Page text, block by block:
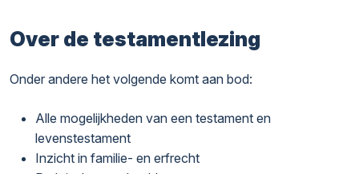
Over de testamentlezing
Onder andere het volgende komt aan bod:
Alle mogelijkheden van een testament en
levenstestament
Inzicht in familie- en erfrecht